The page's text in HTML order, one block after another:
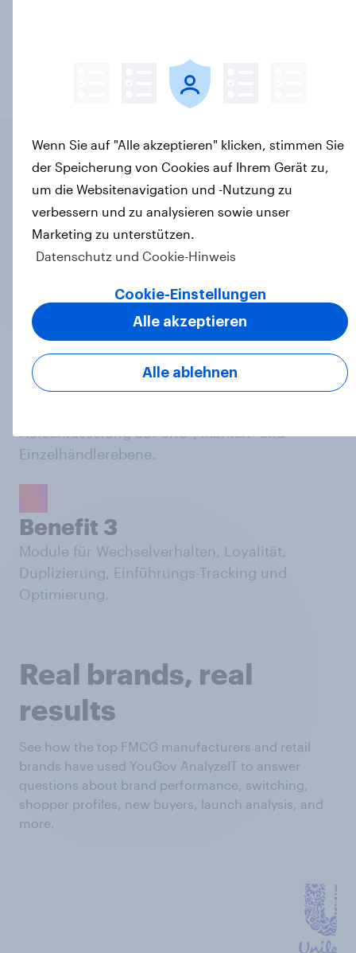
Warum YouGov?
Benefit 1
Monatlich aktualisierte Käuferdaten für alle
wichtigen Kategorien der Verbrauchsgüter für
den täglichen Gebrauch.
Aufschlüsselung auf SKU-, Marken- und
Einzelhändlerebene.
Benefit 3
Module für Wechselverhalten, Loyalität,
Duplizierung, Einführungs-Tracking und
Optimierung.
Real brands, real
results
See how the top FMCG manufacturers and retail
brands have used YouGov AnalyzeIT to answer
questions about brand performance, switching,
shopper profiles, new buyers, launch analysis, and
more.
Wenn Sie auf "Alle akzeptieren" klicken, stimmen Sie
der Speicherung von Cookies auf Ihrem Gerät zu,
um die Websitenavigation und -Nutzung zu
verbessern und zu analysieren sowie unser
Marketing zu unterstützen.
Datenschutz und Cookie-Hinweis
Cookie-Einstellungen
Alle ablehnen
Alle akzeptieren